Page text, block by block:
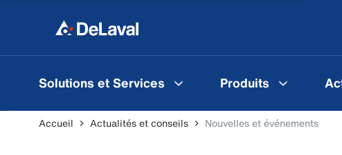
Solutions et Services Produits
Accueil Actualités et conseils Nouvelles et événements